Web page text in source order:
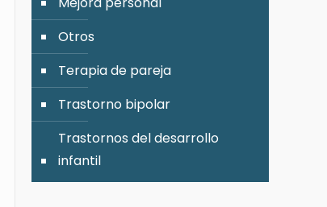
Otros
Terapia de pareja
Trastorno bipolar
Trastornos del desarrollo
infantil